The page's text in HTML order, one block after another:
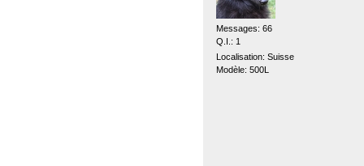
Messages: 66
Q.I.: 1
Localisation: Suisse
Modèle: 500L